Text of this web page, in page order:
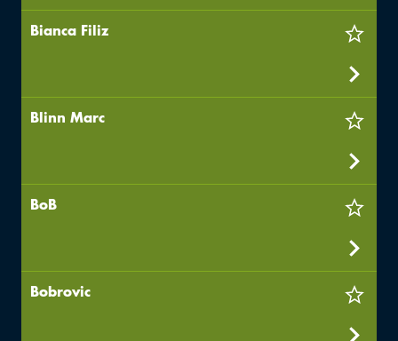
Bianca Filiz
Blinn Marc
BoB
Bobrovic